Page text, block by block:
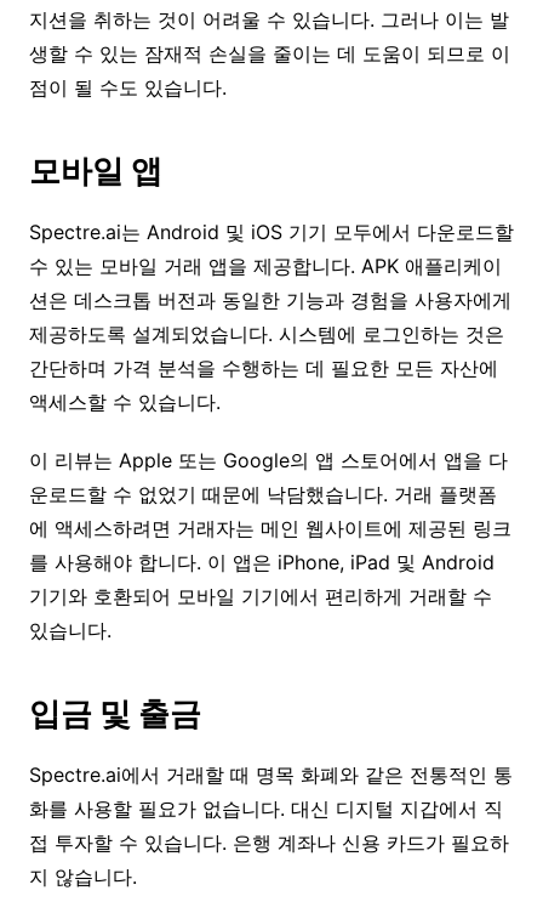
지션을 취하는 것이 어려울 수 있습니다. 그러나 이는 발
생할 수 있는 잠재적 손실을 줄이는 데 도움이 되므로 이
점이 될 수도 있습니다.
모바일 앱
Spectre.ai는 Android 및 iOS 기기 모두에서 다운로드할
수 있는 모바일 거래 앱을 제공합니다. APK 애플리케이
션은 데스크톱 버전과 동일한 기능과 경험을 사용자에게
제공하도록 설계되었습니다. 시스템에 로그인하는 것은
간단하며 가격 분석을 수행하는 데 필요한 모든 자산에
액세스할 수 있습니다.
이 리뷰는 Apple 또는 Google의 앱 스토어에서 앱을 다
운로드할 수 없었기 때문에 낙담했습니다. 거래 플랫폼
에 액세스하려면 거래자는 메인 웹사이트에 제공된 링크
를 사용해야 합니다. 이 앱은 iPhone, iPad 및 Android
기기와 호환되어 모바일 기기에서 편리하게 거래할 수
있습니다.
입금 및 출금
Spectre.ai에서 거래할 때 명목 화폐와 같은 전통적인 통
화를 사용할 필요가 없습니다. 대신 디지털 지갑에서 직
접 투자할 수 있습니다. 은행 계좌나 신용 카드가 필요하
지 않습니다.